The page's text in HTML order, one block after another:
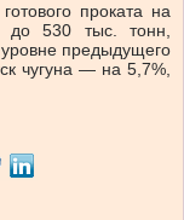
проката на
530 тыс. тонн,
уровне предыдущего
чугуна — на 5,7%,